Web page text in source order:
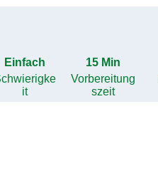
Einfach
it
15 Min
Vorbereitung
szeit